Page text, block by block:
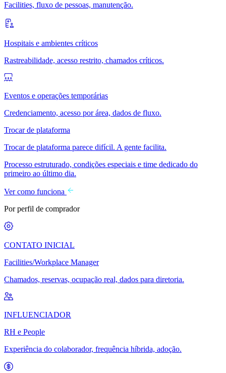
Facilities, fluxo de pessoas, manutenção.
Hospitais e ambientes críticos
Rastreabilidade, acesso restrito, chamados críticos.
Eventos e operações temporárias
Credenciamento, acesso por área, dados de fluxo.
Trocar de plataforma
Trocar de plataforma parece difícil. A gente facilita.
Processo estruturado, condições especiais e time dedicado do
primeiro ao último dia.
Ver como funciona
Por perfil de comprador
CONTATO INICIAL
Facilities/Workplace Manager
Chamados, reservas, ocupação real, dados para diretoria.
INFLUENCIADOR
RH e People
Experiência do colaborador, frequência híbrida, adoção.